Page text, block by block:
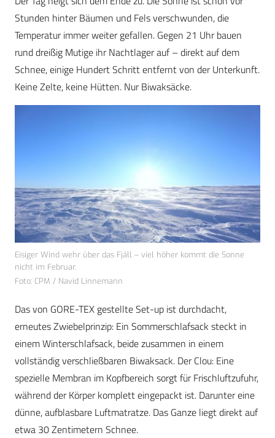
Stunden hinter Bäumen und Fels verschwunden, die
Temperatur immer weiter gefallen. Gegen 21 Uhr bauen
rund dreißig Mutige ihr Nachtlager auf – direkt auf dem
Schnee, einige Hundert Schritt entfernt von der Unterkunft.
Keine Zelte, keine Hütten. Nur Biwaksäcke.
Eisiger Wind wehr über das Fjäll – viel höher kommt die Sonne
nicht im Februar.
Foto: CPM / Navid Linnemann
Das von GORE-TEX gestellte Set-up ist durchdacht,
erneutes Zwiebelprinzip: Ein Sommerschlafsack steckt in
einem Winterschlafsack, beide zusammen in einem
vollständig verschließbaren Biwaksack. Der Clou: Eine
spezielle Membran im Kopfbereich sorgt für Frischluftzufuhr,
während der Körper komplett eingepackt ist. Darunter eine
dünne, aufblasbare Luftmatratze. Das Ganze liegt direkt auf
etwa 30 Zentimetern Schnee.